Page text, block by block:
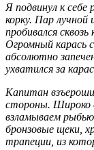
Я подвинул к себе
корку. Пар
пробивался
Огромный карась
абсолютно
ухватился за
Капитан
стороны. Широко
взламываем
бронзовые щеки,
трапеции, из